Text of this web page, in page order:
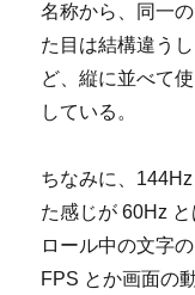
名称から、同一
た目は結構違う
ど、縦に並べて
している。
ちなみに、
た感じが 60Hz
ロール中の文字
FPS とか画面の